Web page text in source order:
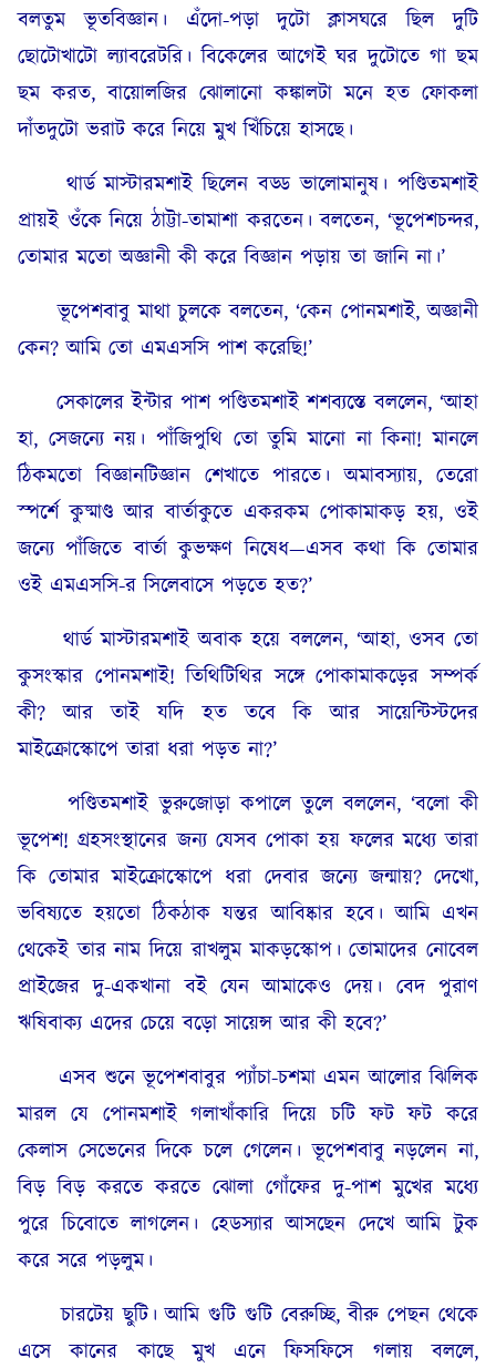
বলতুম ভূতবিজ্ঞান। এঁদো-পড়া দুটো ক্লাসঘরে ছিল দুটি
ছোটোখাটো ল্যাবরেটরি। বিকেলের আগেই ঘর দুটোতে গা ছম
ছম করত, বায়োলজির ঝোলানো কঙ্কালটা মনে হত ফোকলা
দাঁতদুটো ভরাট করে নিয়ে মুখ খিঁচিয়ে হাসছে।
থার্ড মাস্টারমশাই ছিলেন বড্ড ভালোমানুষ। পণ্ডিতমশাই
প্রায়ই ওঁকে নিয়ে ঠাট্টা-তামাশা করতেন। বলতেন, ‘ভূপেশচন্দর,
তোমার মতো অজ্ঞানী কী করে বিজ্ঞান পড়ায় তা জানি না।’
ভূপেশবাবু মাথা চুলকে বলতেন, ‘কেন পোনমশাই, অজ্ঞানী
কেন? আমি তো এমএসসি পাশ করেছি!’
সেকালের ইন্টার পাশ পণ্ডিতমশাই শশব্যস্তে বললেন, ‘আহা
হা, সেজন্যে নয়। পাঁজিপুথি তো তুমি মানো না কিনা! মানলে
ঠিকমতো বিজ্ঞানটিজ্ঞান শেখাতে পারতে। অমাবস্যায়, তেরো
স্পর্শে কুষ্মাণ্ড আর বার্তাকুতে একরকম পোকামাকড় হয়, ওই
জন্যে পাঁজিতে বার্তা কুভক্ষণ নিষেধ—এসব কথা কি তোমার
ওই এমএসসি-র সিলেবাসে পড়তে হত?’
থার্ড মাস্টারমশাই অবাক হয়ে বললেন, ‘আহা, ওসব তো
কুসংস্কার পোনমশাই! তিথিটিথির সঙ্গে পোকামাকড়ের সম্পর্ক
কী? আর তাই যদি হত তবে কি আর সায়েন্টিস্টদের
মাইক্রোস্কোপে তারা ধরা পড়ত না?’
পণ্ডিতমশাই ভুরুজোড়া কপালে তুলে বললেন, ‘বলো কী
ভূপেশ! গ্রহসংস্থানের জন্য যেসব পোকা হয় ফলের মধ্যে তারা
কি তোমার মাইক্রোস্কোপে ধরা দেবার জন্যে জন্মায়? দেখো,
ভবিষ্যতে হয়তো ঠিকঠাক যন্তর আবিষ্কার হবে। আমি এখন
থেকেই তার নাম দিয়ে রাখলুম মাকড়স্কোপ। তোমাদের নোবেল
প্রাইজের দু-একখানা বই যেন আমাকেও দেয়। বেদ পুরাণ
ঋষিবাক্য এদের চেয়ে বড়ো সায়েন্স আর কী হবে?’
এসব শুনে ভূপেশবাবুর প্যাঁচা-চশমা এমন আলোর ঝিলিক
মারল যে পোনমশাই গলাখাঁকারি দিয়ে চটি ফট ফট করে
কেলাস সেভেনের দিকে চলে গেলেন। ভূপেশবাবু নড়লেন না,
বিড় বিড় করতে করতে ঝোলা গোঁফের দু-পাশ মুখের মধ্যে
পুরে চিবোতে লাগলেন। হেডস্যার আসছেন দেখে আমি টুক
করে সরে পড়লুম।
চারটেয় ছুটি। আমি গুটি গুটি বেরুচ্ছি, বীরু পেছন থেকে
এসে কানের কাছে মুখ এনে ফিসফিসে গলায় বললে,